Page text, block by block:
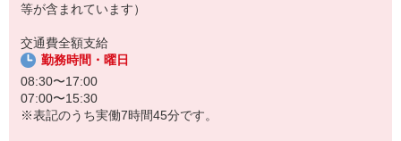
等が含まれています）
交通費全額支給
勤務時間・曜日
08:30〜17:00
07:00〜15:30
※表記のうち実働7時間45分です。